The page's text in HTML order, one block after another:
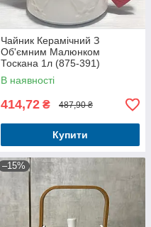
Чайник Керамічний З
Об'ємним Малюнком
Тоскана 1л (875-391)
В наявності
414,72 ₴ 487,90 ₴
Купити
–15%